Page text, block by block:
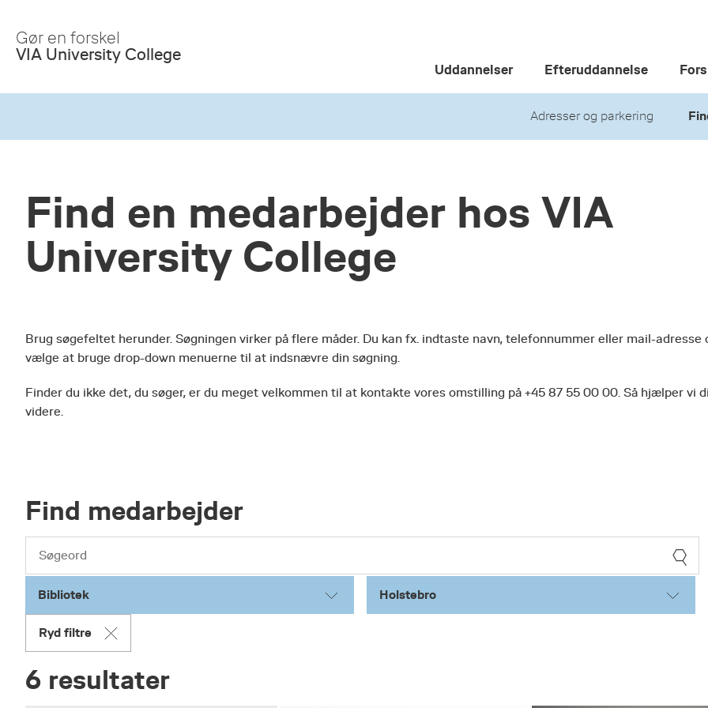
Main
Content
Gør en forskel
VIA University College
Uddannelser Efteruddannelse
Adresser og parkering
Find en medarbejder hos VIA
University College
Brug søgefeltet herunder. Søgningen virker på flere måder. Du kan fx. indtaste navn, telefonnummer eller mail-adresse
vælge at bruge drop-down menuerne til at indsnævre din søgning.
Finder du ikke det, du søger, er du meget velkommen til at kontakte vores omstilling på +45 87 55 00 00. Så hjælper vi
videre.
Find medarbejder
Bibliotek Holstebro
Ryd filtre
6 resultater